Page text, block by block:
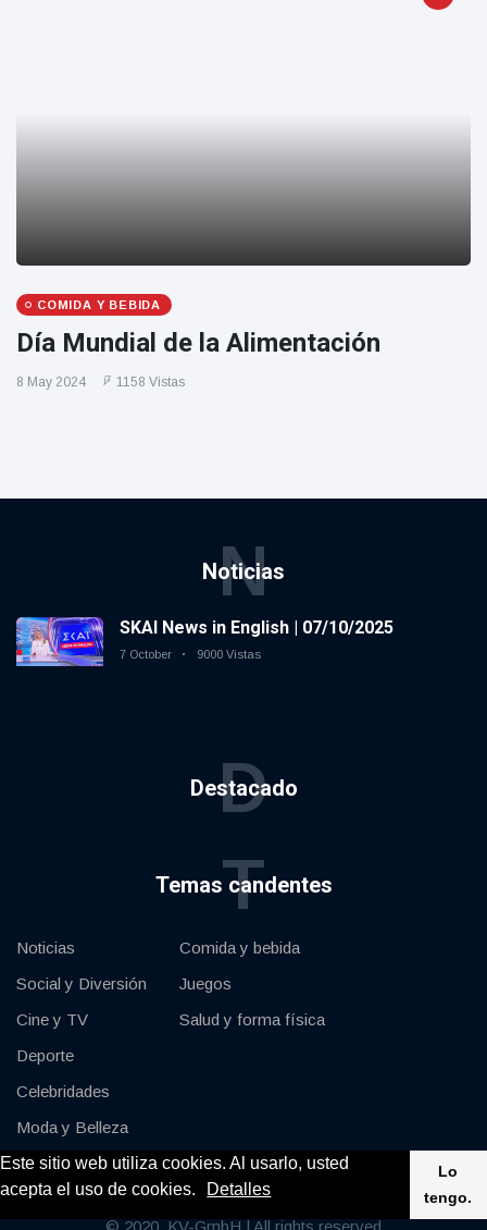
Este sitio web utiliza cookies. Al usarlo, usted
acepta el uso de cookies.
Detalles
Lo
tengo.
COMIDA Y BEBIDA
Día Mundial de la Alimentación
8 May 2024 1158 Vistas
Noticias
N
SKAI News in English | 07/10/2025
7 October 9000 Vistas
Destacado
D
Temas candentes
T
Noticias
Social y Diversión
Cine y TV
Deporte
Celebridades
Moda y Belleza
Coches y Motor
Comida y bebida
Juegos
Salud y forma física